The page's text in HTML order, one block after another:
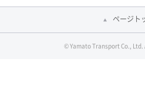
ページト
© Yamato Transport Co., Ltd.